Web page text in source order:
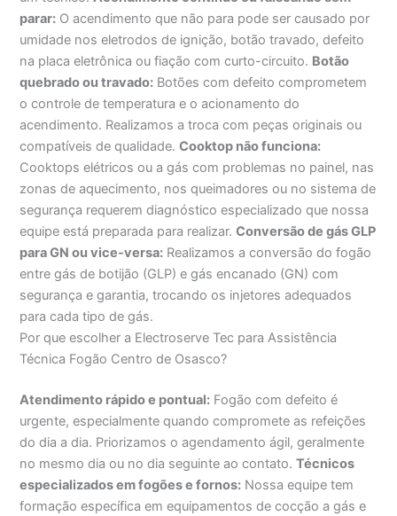
parar: O acendimento que não para pode ser causado por
umidade nos eletrodos de ignição, botão travado, defeito
na placa eletrônica ou fiação com curto-circuito. Botão
quebrado ou travado: Botões com defeito comprometem
o controle de temperatura e o acionamento do
acendimento. Realizamos a troca com peças originais ou
compatíveis de qualidade.Cooktop não funciona:
Cooktops elétricos ou a gás com problemas no painel, nas
zonas de aquecimento, nos queimadores ou no sistema de
segurança requerem diagnóstico especializado que nossa
equipe está preparada para realizar.Conversão de gás GLP
para GN ou vice-versa: Realizamos a conversão do fogão
entre gás de botijão (GLP) e gás encanado (GN) com
segurança e garantia, trocando os injetores adequados
para cada tipo de gás.
Por que escolher a Electroserve Tec para Assistência
Técnica Fogão Centro de Osasco?
Atendimento rápido e pontual: Fogão com defeito é
urgente, especialmente quando compromete as refeições
do dia a dia. Priorizamos o agendamento ágil, geralmente
no mesmo dia ou no dia seguinte ao contato.Técnicos
especializados em fogões e fornos: Nossa equipe tem
formação específica em equipamentos de cocção a gás e